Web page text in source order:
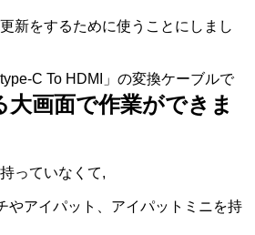
新をするために使うことにしまし
C To HDMI」の変換ケーブルで
大画面で作業ができま
っていなくて,
やアイパット、アイパットミニを持